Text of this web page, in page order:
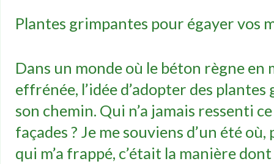
Plantes grimpantes pour égayer vos
Dans un monde où le béton règne
effrénée, l’idée d’adopter des
son chemin. Qui n’a jamais ressenti
façades ? Je me souviens d’un été
qui m’a frappé, c’était la manière